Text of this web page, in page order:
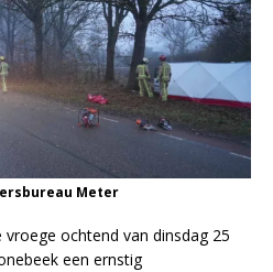
Meter
ochtend van dinsdag 25
een ernstig